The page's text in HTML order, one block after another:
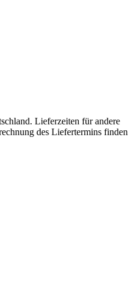
Lieferzeiten für andere
des Liefertermins finden